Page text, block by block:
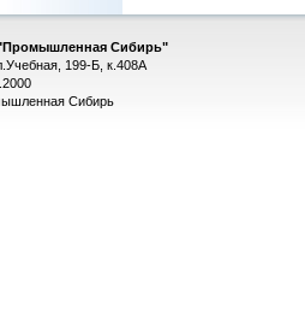
Сибирь"
199-Б, к.408А
Сибирь